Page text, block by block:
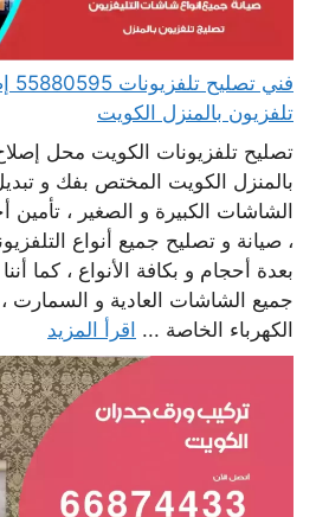
تلفزيون بالمنزل الكويت
تصليح تلفزيونات الكويت محل
بالمنزل الكويت المختص بفك و
الشاشات الكبيرة و الصغير ، تأمين
، صيانة و تصليح جميع أنواع
بعدة أحجام و بكافة الأنواع ، كما
جميع الشاشات العادية و السمارت
الكهرباء الخاصة ... اقرأ المزيد